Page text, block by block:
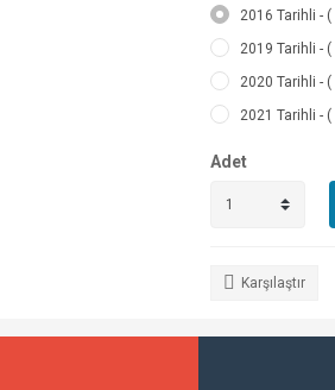
2016 Tarihli - (
2019 Tarihli - (
2020 Tarihli -
2021 Tarihli - (
Adet
Karşılaştır